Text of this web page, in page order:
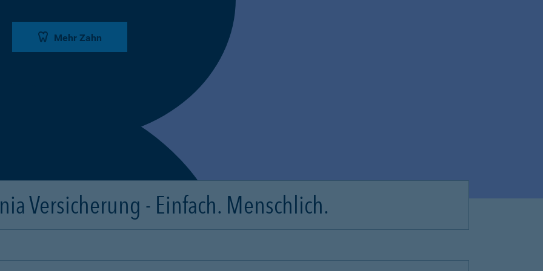
Mehr Zahn
Versicherung - Einfach. Menschlich.